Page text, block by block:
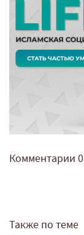
Комментарии 0
Также по теме